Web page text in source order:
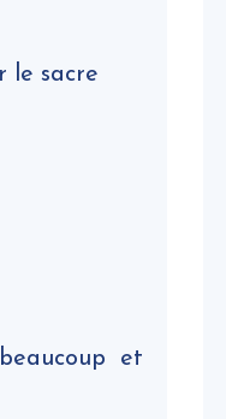
le sacre
et